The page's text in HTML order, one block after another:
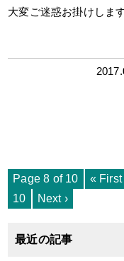
大変ご迷惑お掛けしま
Page 8 of 10 « First
10
Next ›
最近の記事